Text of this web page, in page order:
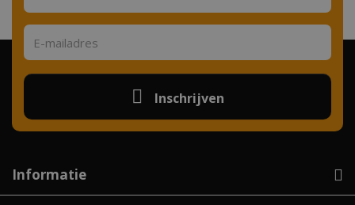
Inschrijven
Informatie